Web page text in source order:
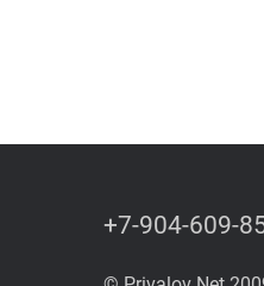
+7-904-609-